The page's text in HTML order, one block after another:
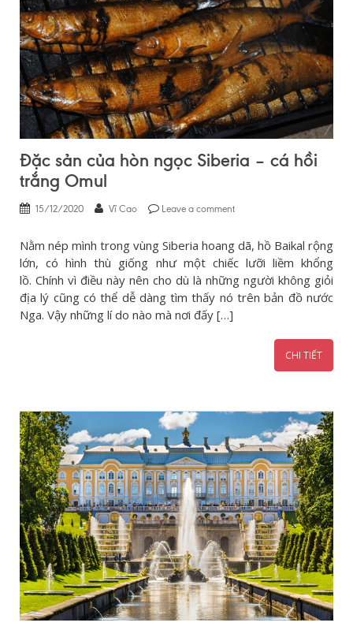
Đặc sản của hòn ngọc Siberia – cá hồi
trắng Omul
15/12/2020 Vĩ Cao Leave a comment
Nằm nép mình trong vùng Siberia hoang dã, hồ Baikal rộng
lớn, có hình thù giống như một chiếc lưỡi liềm khổng
lồ. Chính vì điều này nên cho dù là những người không giỏi
địa lý cũng có thể dễ dàng tìm thấy nó trên bản đồ nước
Nga. Vậy những lí do nào mà nơi đấy […]
CHI TIẾT